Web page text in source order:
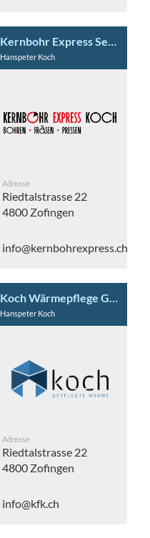
Kernbohr Express Service Koch GmbH
Hanspeter Koch
Adresse
Riedtalstrasse 22
4800 Zofingen
info@kernbohrexpress.ch
Hanspeter Koch
Adresse
Riedtalstrasse 22
4800 Zofingen
info@kfk.ch